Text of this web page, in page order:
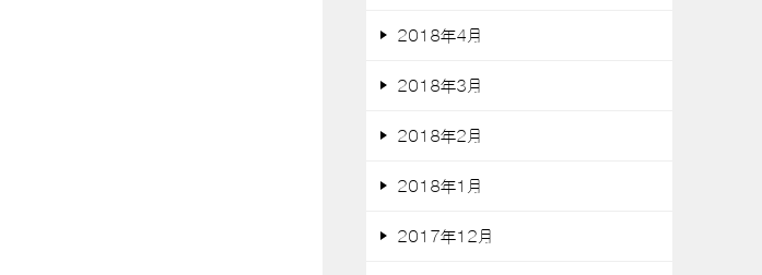
2018年4月
2018年3月
2018年2月
2018年1月
2017年12月